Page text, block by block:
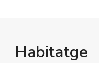
Habitatge